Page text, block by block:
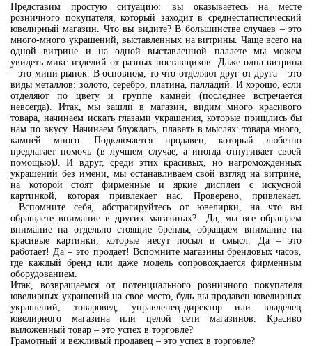
Представим простую ситуацию: вы оказываетесь на месте
розничного покупателя, который заходит в среднестатистический
ювелирный магазин. Что вы видите? В большинстве случаев – это
много-много украшений, выставленных на витрины. Чаще всего на
одной витрине и на одной выставленной паллете мы можем
увидеть микс изделий от разных поставщиков. Даже одна витрина
– это мини рынок. В основном, то что отделяют друг от друга – это
виды металлов: золото, серебро, платина, палладий. И хорошо, если
отделяют по цвету и группе камней (последнее встречается
невсегда). Итак, мы зашли в магазин, видим много красивого
товара, начинаем искать глазами украшения, которые прищлись бы
нам по вкусу. Начинаем блуждать, плавать в мыслях: товара много,
камней много. Подключается продавец, который любезно
предлагает помочь (в лучшем случае, а иногда отпугивает своей
помощью)J. И вдруг, среди этих красивых, но нагроможденных
украшений без имени, мы останавливаем свой взгляд на витрине,
на которой стоят фирменные и яркие дисплеи с искусной
картинкой, которая привлекает нас. Проверено, привлекает.
Вспомните себя, абстрагируйтесь от ювелирки, на что вы
обращаете внимание в других магазинах? Да, мы все обращаем
внимание на отдельно стоящие бренды, обращаем внимание на
красивые картинки, которые несут посыл и смысл. Да – это
работает! Да – это продает! Вспомните магазины брендовых часов,
где каждый бренд или даже модель сопровождается фирменным
оборудованием.
Итак, возвращаемся от потенциального розничного покупателя
ювелирных украшений на свое место, будь вы продавец ювелирных
украшений, товаровед, управленец-директор или владелец
ювелирного магазина или целой сети магазинов. Красиво
выложенный товар – это успех в торговле?
Грамотный и вежливый продавец – это успех в торговле?